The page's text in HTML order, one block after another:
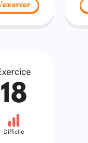
18
Difficile